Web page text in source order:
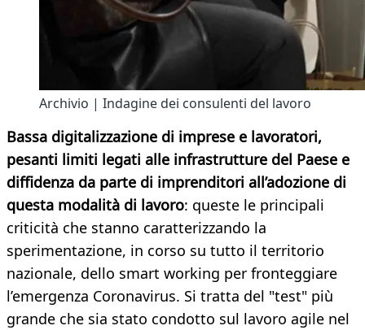
Archivio | Indagine dei consulenti del lavoro
Bassa digitalizzazione di imprese e lavoratori,
pesanti limiti legati alle infrastrutture del Paese e
diffidenza da parte di imprenditori all’adozione di
questa modalità di lavoro: queste le principali
criticità che stanno caratterizzando la
sperimentazione, in corso su tutto il territorio
nazionale, dello smart working per fronteggiare
l’emergenza Coronavirus. Si tratta del "test" più
grande che sia stato condotto sul lavoro agile nel